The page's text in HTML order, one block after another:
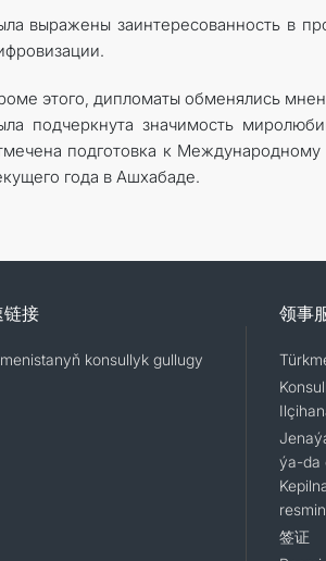
выражены заинтересованность в
этого, дипломаты обменялись
подчеркнута значимость
подготовка к
года в Ашхабаде.
接
konsullyk gullugy
领事
ýa-da
签证